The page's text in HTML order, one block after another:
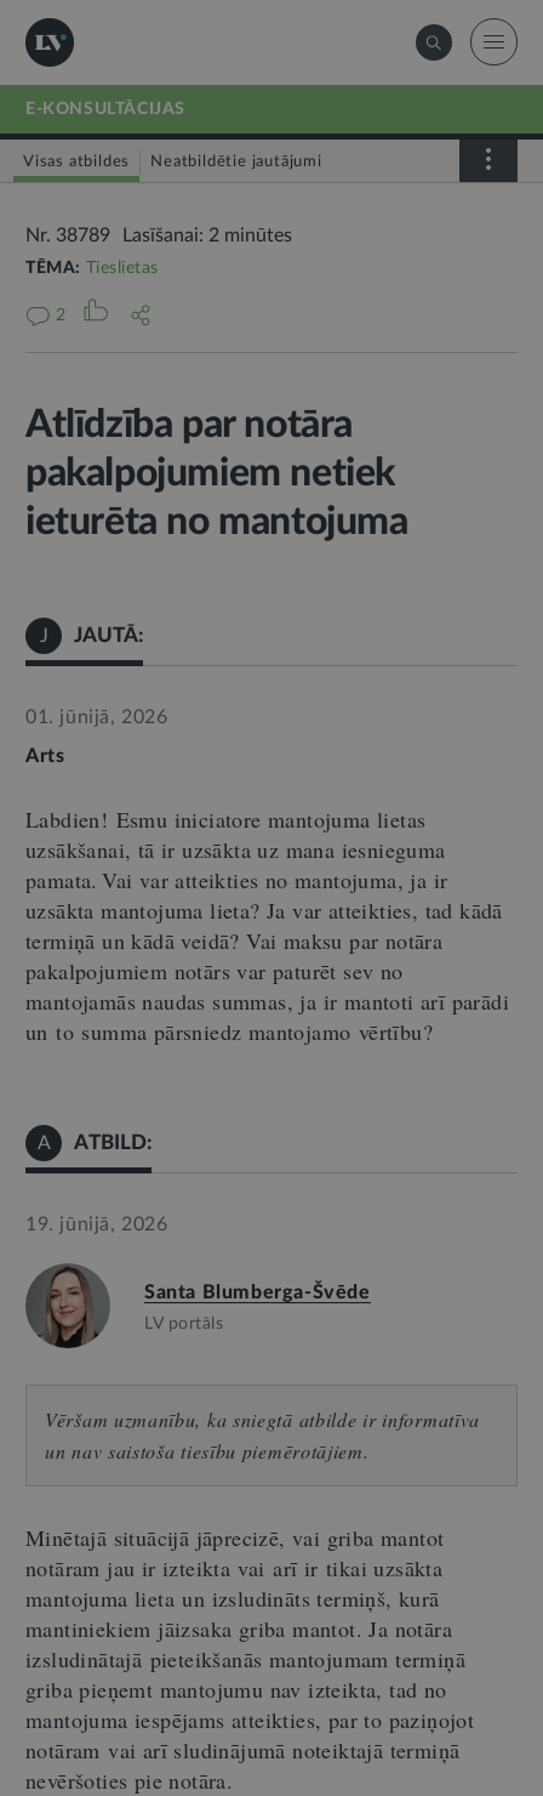
E-KONSULTĀCIJAS
Visas atbildes Neatbildētie jautājumi
Nr. 38789 Lasīšanai: 2 minūtes
TĒMA: Tieslietas
2
Atlīdzība par notāra
pakalpojumiem netiek
ieturēta no mantojuma
J JAUTĀ:
01. jūnijā, 2026
Arts
Labdien! Esmu iniciatore mantojuma lietas
uzsākšanai, tā ir uzsākta uz mana iesnieguma
pamata. Vai var atteikties no mantojuma, ja ir
uzsākta mantojuma lieta? Ja var atteikties, tad kādā
termiņā un kādā veidā? Vai maksu par notāra
pakalpojumiem notārs var paturēt sev no
mantojamās naudas summas, ja ir mantoti arī parādi
un to summa pārsniedz mantojamo vērtību?
A ATBILD:
19. jūnijā, 2026
Santa Blumberga-Švēde
LV portāls
Vēršam uzmanību, ka sniegtā atbilde ir informatīva
un nav saistoša tiesību piemērotājiem.
Minētajā situācijā jāprecizē, vai griba mantot
notāram jau ir izteikta vai arī ir tikai uzsākta
mantojuma lieta un izsludināts termiņš, kurā
mantiniekiem jāizsaka griba mantot. Ja notāra
izsludinātajā pieteikšanās mantojumam termiņā
griba pieņemt mantojumu nav izteikta, tad no
mantojuma iespējams atteikties, par to paziņojot
notāram vai arī sludinājumā noteiktajā termiņā
nevēršoties pie notāra.